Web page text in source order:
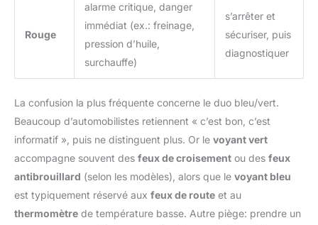
Rouge
alarme critique, danger
immédiat (ex.: freinage,
pression d’huile,
surchauffe)
s’arrêter et
sécuriser, puis
diagnostiquer
La confusion la plus fréquente concerne le duo bleu/vert.
Beaucoup d’automobilistes retiennent « c’est bon, c’est
informatif », puis ne distinguent plus. Or le voyant vert
accompagne souvent des feux de croisement ou des feux
antibrouillard (selon les modèles), alors que le voyant bleu
est typiquement réservé aux feux de route et au
thermomètre de température basse. Autre piège: prendre un